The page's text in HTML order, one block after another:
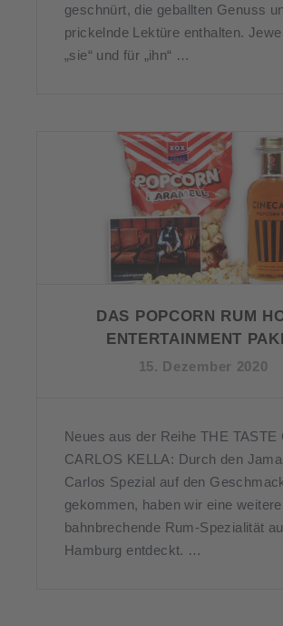
geschnürt, die geballten Genuss
prickelnde Lektüre enthalten.
„sie“ und für „ihn“ …
DAS POPCORN RUM
ENTERTAINMENT
15. Dezember 2020
Neues aus der Reihe THE TASTE
CARLOS KELLA: Durch den
Carlos Spezial auf den
gekommen, haben wir eine weitere
bahnbrechende Rum-Spezialität
Hamburg entdeckt. …